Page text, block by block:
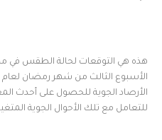
هذه هي التوقعات لحالة الطقس في
الأرصاد الجوية للحصول على أحدث
للتعامل مع تلك الأحوال الجوية